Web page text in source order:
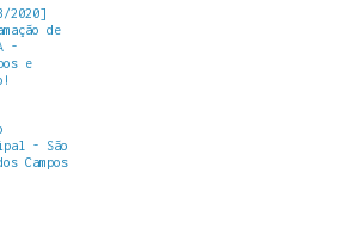
2020]
de
-
e
- São
Campos